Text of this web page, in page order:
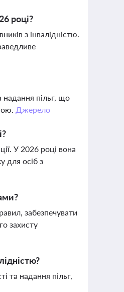
році?
з інвалідністю.
надання пільг, що
Джерело
У 2026 році вона
для осіб з
забезпечувати
захисту
та надання пільг,